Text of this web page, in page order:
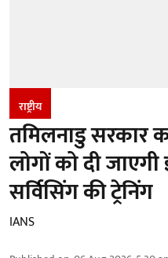
राष्ट्रीय
तमिलनाडु सरकार
लोगों को दी जाएगी
सर्विसिंग की ट्रेनिंग
IANS